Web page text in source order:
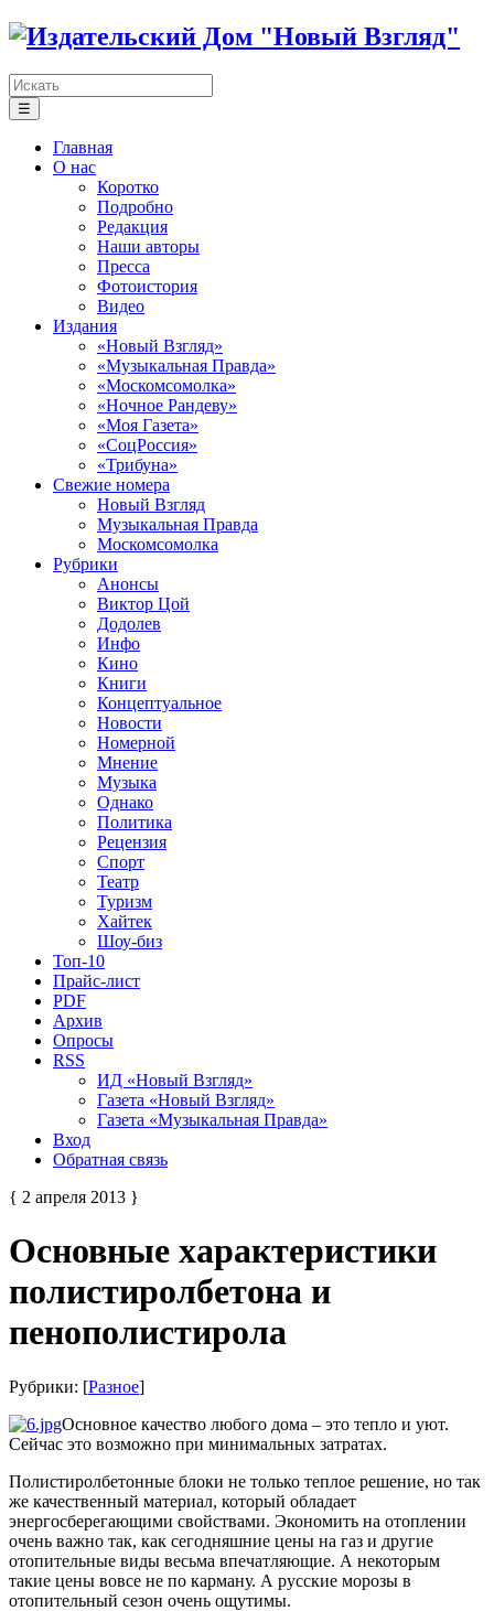
☰
Главная
О нас
Коротко
Подробно
Редакция
Наши авторы
Пресса
Фотоистория
Видео
Издания
«Новый Взгляд»
«Музыкальная Правда»
«Москомсомолка»
«Ночное Рандеву»
«Моя Газета»
«СоцРоссия»
«Трибуна»
Свежие номера
Новый Взгляд
Музыкальная Правда
Москомсомолка
Рубрики
Анонсы
Виктор Цой
Додолев
Инфо
Кино
Книги
Концептуальное
Новости
Номерной
Мнение
Музыка
Однако
Политика
Рецензия
Спорт
Театр
Туризм
Хайтек
Шоу-биз
Топ-10
Прайс-лист
PDF
Архив
Опросы
RSS
ИД «Новый Взгляд»
Газета «Новый Взгляд»
Газета «Музыкальная Правда»
Вход
Обратная связь
{ 2 апреля 2013 }
Основные характеристики
полистиролбетона и
пенополистирола
Рубрики: [Разное]
Основное качество любого дома – это тепло и уют.
Сейчас это возможно при минимальных затратах.
Полистиролбетонные блоки не только теплое решение, но так
же качественный материал, который обладает
энергосберегающими свойствами. Экономить на отоплении
очень важно так, как сегодняшние цены на газ и другие
отопительные виды весьма впечатляющие. А некоторым
такие цены вовсе не по карману. А русские морозы в
отопительный сезон очень ощутимы.